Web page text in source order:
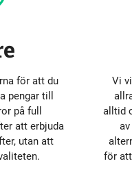
Policys
för att du
pengar till
på full
att erbjuda
utan att
Vi
alltid
för